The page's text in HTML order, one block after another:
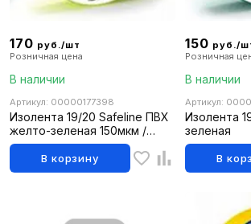
170 руб./шт
Розничная цена
В наличии
Артикул: 00000177398
Изолента 19/20 Safeline ПВХ
желто-зеленая 150мкм /
12123
В корзину
150 руб./
Розничная
В наличии
Артикул:
Изолента
зеленая
В